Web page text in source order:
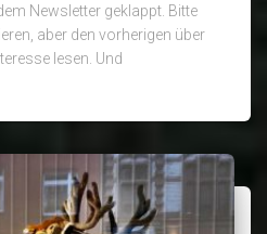
Newsletter geklappt. Bitte
aber den vorherigen über
lesen. Und